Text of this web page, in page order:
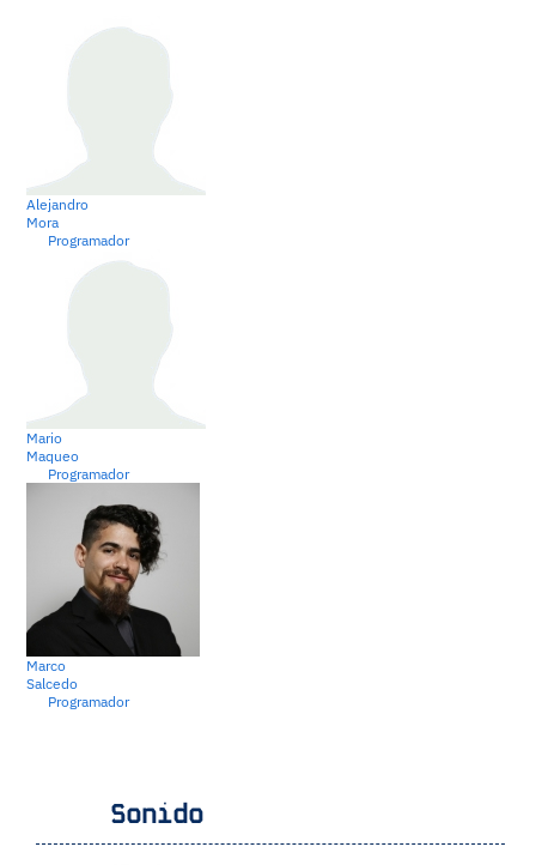
Alejandro
Mora
Programador
Mario
Maqueo
Programador
Marco
Salcedo
Programador
Sonido